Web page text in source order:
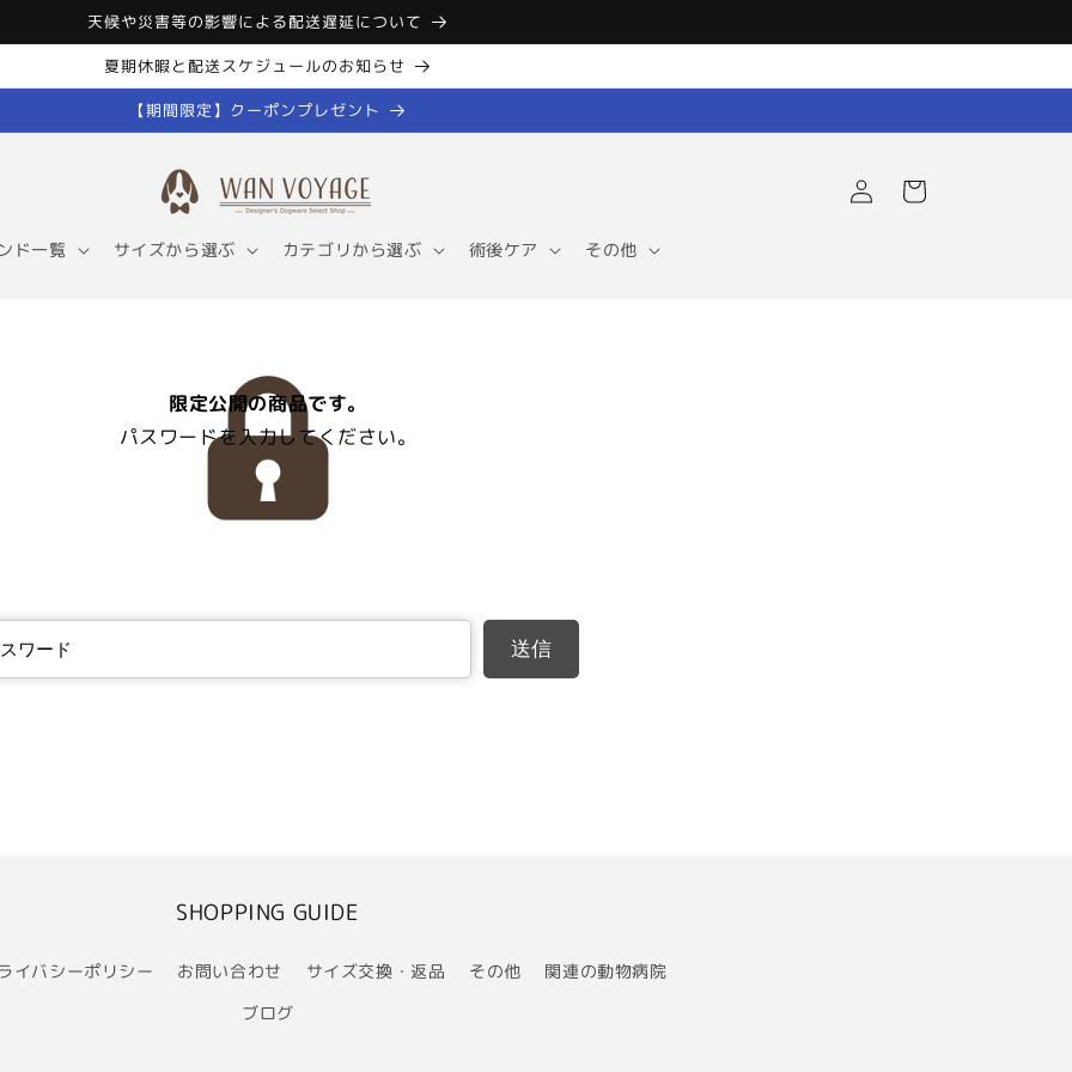
天候や災害等の影響による配送遅延について
夏期休暇と配送スケジュールのお知らせ
【期間限定】クーポンプレゼント
ド一覧 サイズから選ぶ カテゴリから選ぶ 術後ケア その他
グ
イ
ー
限定公開の商品です。
パスワードを入力してください。
送信
SHOPPING GUIDE
イバシーポリシー お問い合わせ サイズ交換・返品 その他
関連の動物病院
ブログ